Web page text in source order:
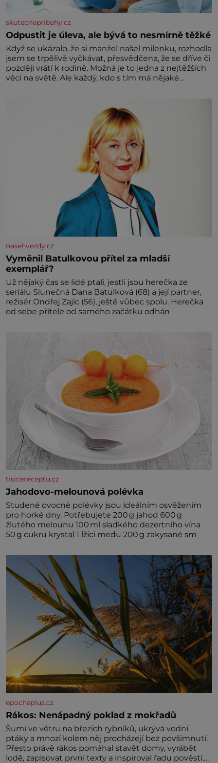
skutecnepribehy.cz
Odpustit je úleva, ale bývá to nesmírně těžké
Když se ukázalo, že si manžel našel milenku, rozhodla
jsem se trpělivě vyčkávat, přesvědčena, že se dříve či
později vrátí k rodině. Možná je to jedna z nejtěžších
věcí na světě. Ale každý, kdo s tím má nějaké
nasehvezdy.cz
Vyměnil Batulkovou přítel za mladší
exemplář?
Už nějaký čas se lidé ptali, jestli jsou herečka ze
seriálu Slunečná Dana Batulková (68) a její partner,
režisér Ondřej Zajíc (56), ještě vůbec spolu. Herečka
od sebe přítele od samého začátku odhán
tisicereceptu.cz
Jahodovo-melounová polévka
Studené ovocné polévky jsou ideálním osvěžením
pro horké dny. Potřebujete 200 g jahod 600 g
žlutého melounu 100 ml sladkého dezertního vína
50 g cukru krystal 1 lžíci medu 200 g zakysané sm
epochaplus.cz
Rákos: Nenápadný poklad z mokřadů
Šumí ve větru na březích rybníků, ukrývá vodní
ptáky a mnozí kolem něj procházejí bez povšimnutí.
Přesto právě rákos pomáhal stavět domy, vyrábět
lodě, zapisovat první texty a inspiroval řadu pověstí.